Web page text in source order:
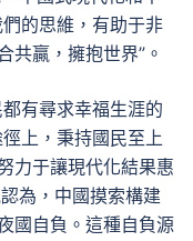
的思維，有助于非
共贏，擁抱世界”。
有尋求幸福生涯的
上，秉持國民至上
力于讓現代化結果惠
認為，中國摸索構建
國自負。這種自負源